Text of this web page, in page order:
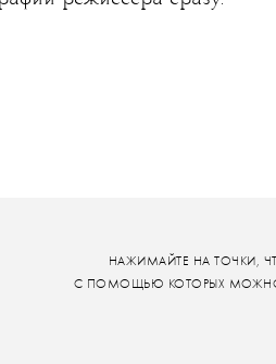
НАЖИМАЙТЕ НА ТОЧКИ,
С ПОМОЩЬЮ КОТОРЫХ МОЖНО